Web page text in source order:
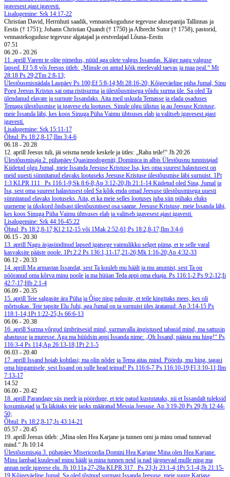
igavesest ajast igavesti.
Lisalugemine: Srk 14:17-22
Christian David, Herrnhuti saadik, vennastekoguduse tegevuse alusepanija Tallinnas ja
Eestis († 1751); Johann Christian Quandt († 1750) ja Albrecht Sutor († 1758), pastorid,
vennastekoguduse tegevuse algatajad ja eestvedajad Lõuna–Eestis
07.51
06.20 - 20.26
11. aprill Varem te olite pimedus, nüüd aga olete valgus Issandas. Käige nagu valguse
lapsed. Ef 5:8 või Jeesus ütleb: „Minule on antud kõik meelevald taevas ja maa peal.“ Mt
28:18 Ps 29;2Tm 2:8-13;
Ülestõusmisnädala Laupäev Ps 100;Ef 5:8-14;Mt 28:16-20; Kõigeväeline püha Jumal, Sinu
Poeg Jeesus Kristus sai oma ristisurma ja ülestõusmisega võidu surma üle. Sa oled Ta
ülendanud elavate ja surnute Issandaks. Aita meil uskuda Temasse ja elada osaduses
Temaga ülestõusmise ja igavese elu lootuses. Sinule olgu ülistus ja au Jeesuse Kristuse,
meie Issanda läbi, kes koos Sinuga Püha Vaimu ühtsuses elab ja valitseb igavesest ajast
igavesti.
Lisalugemine: Srk 15:11-17
Õhtul: Ps 18:2,8-17;Ilm 3:4-6
06.18 - 20.28
12. aprill Jeesus tuli, jäi seisma nende keskele ja ütles: „Rahu teile!“ Jh 20:26
Ülestõusmisaja 2. pühapäev Quasimodogeniti; Dominica in albis Ülestõusnu tunnistajad
Kiidetud olgu Jumal, meie Issanda Jeesuse Kristuse Isa, kes oma suurest halastusest on
meid uuesti sünnitanud elavaks lootuseks Jeesuse Kristuse ülestõusmise läbi surnuist. 1Pt
1:3 KLPR 111 Ps 116:1-9;Sk 8:6-8;Ap 3:12-20;Jh 21:1-14 Kiidetud oled Sina, Jumal ja
Isa, sest oma suurest halastusest oled Sa kõik enda omad Jeesuse ülestõusmisega uuesti
sünnitanud elavaks lootuseks. Aita, et ka meie selles lootuses juba siin pühaks eluks
uueneme ja ükskord õndsast ülestõusmisest osa saame. Jeesuse Kristuse, meie Issanda läbi,
kes koos Sinuga Püha Vaimu ühtsuses elab ja valitseb igavesest ajast igavesti.
Lisalugemine: Srk 44:16-45:22
Õhtul: Ps 18:2,8-17;Kl 2:12-15 või 1Mak 2:52-61;Ps 18:2,8-17;Ilm 3:4-6
06.15 - 20.30
13. aprill Nagu äsjasündinud lapsed igatsege vaimulikku selget piima, et te selle varal
kasvaksite pääste poole. 1Pt 2:2 Ps 136:1,11-17,21-26;Mk 1:16-20;Ap 4:32-33
06.12 - 20.33
14. aprill Ma armastan Issandat, sest Ta kuuleb mu häält ja mu anumist, sest Ta on
pööranud oma kõrva minu poole ja ma hüüan Teda appi oma eluaja. Ps 116:1-2 Ps 9:2-12;Ii
42:7-17;Hb 2:1-4
06.09 - 20.35
15. aprill Teie salgasite ära Püha ja Õige ning palusite, et teile kingitaks mees, kes oli
mõrtsukas. Teie tapsite Elu Juhi, aga Jumal on ta surnuist üles äratanud. Ap 3:14-15 Ps
118:1-14;1Pt 1:22-25;Js 66:6-13
06.06 - 20.38
16. aprill Surma võrgud ümbritsesid mind, surmavalla ängistused tabasid mind, ma sattusin
ahastusse ja muresse. Aga ma hüüdsin appi Issanda nime: „Oh Issand, päästa mu hing!“ Ps
116:3-4 Ps 114;Ap 26:13-18;1Pt 2:1-5
06.03 - 20.40
17. aprill Issand hoiab kohtlasi; ma olin nõder ja Tema aitas mind. Pöördu, mu hing, tagasi
oma hingamisele, sest Issand on sulle head teinud! Ps 116:6-7 Ps 116:10-19;Fl 3:10-11;Ilm
7:13-17
14.52
06.00 - 20.42
18. aprill Parandage siis meelt ja pöörduge, et teie patud kustutataks, nii et Issandalt tuleksid
kosumisajad ja Ta läkitaks teie jaoks määratud Messia Jeesuse. Ap 3:19-20 Ps 29;Jh 12:44-
50;
Õhtul: Ps 18:2,8-17;Js 43:14-21
05.57 - 20.45
19. aprill Jeesus ütleb: „Mina olen Hea Karjane ja tunnen omi ja minu omad tunnevad
mind.“ Jh 10:14
Ülestõusmisaja 3. pühapäev Misericordia Domini Hea Karjane Mina olen Hea Karjane.
Minu lambad kuulevad minu häält ja mina tunnen neid ja nad järgnevad mulle ning ma
annan neile igavese elu. Jh 10:11a,27-28a KLPR 317
Ps 23;Jr 23:1-4;1Pt 5:1-4;Jh 21:15-
19 Kõigeväeline Jumal, Sa oled tõstnud surmast Issanda Jeesuse, meie suure Karjase.